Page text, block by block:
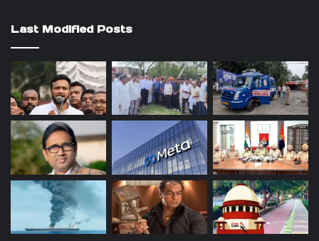
Last Modified Posts